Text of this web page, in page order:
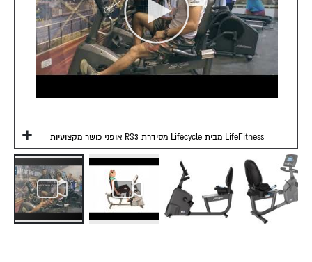
אופני כושר מקצועיות RS3 מסידרת Lifecycle מבית LifeFitness